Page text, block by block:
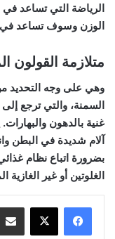
الرياضة التي تساعد في
الوزن وسوف تساعد في
متلازمة القولون
وهي على وجه التحديد
السمنة، والتي ترجع
غنية بالدهون
آلام شديدة في البطن
بضرورة اتباع نظام
الغلوتين أو غير